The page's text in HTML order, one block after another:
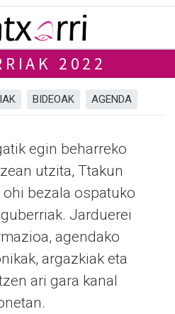
2022
BIDEOAK AGENDA
egin beharreko
utzita, Ttakun
bezala ospatuko
Jarduerei
agendako
argazkiak eta
ari gara kanal